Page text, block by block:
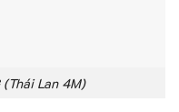
(Thái Lan 4M)